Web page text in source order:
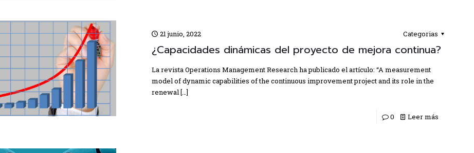
21 junio, 2022 Categorias
¿Capacidades dinámicas del proyecto de mejora continua?
La revista Operations Management Research ha publicado el artículo: “A measurement
model of dynamic capabilities of the continuous improvement project and its role in the
renewal[…]
0 Leer más